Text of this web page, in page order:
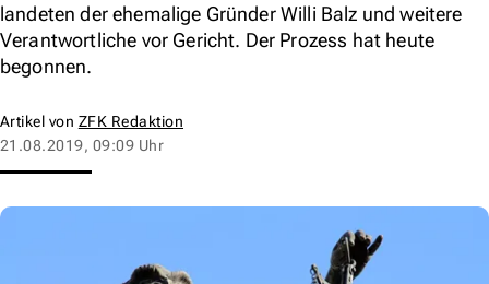
landeten der ehemalige Gründer Willi Balz und weitere
Verantwortliche vor Gericht. Der Prozess hat heute
begonnen.
Artikel von ZFK Redaktion
21.08.2019, 09:09 Uhr